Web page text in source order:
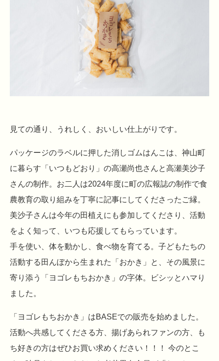
見ての通り、うれしく、おいしい仕上がりです。
パッケージのラベルに押した消しゴムはんこは、神山町
に暮らす「いつもどおり」の高瀬尚也さんと高瀬美沙子
さんの制作。お二人は2024年度に町の広報誌の制作で食
農教育の取り組みを丁寧に記事にしてくださったご縁。
美沙子さんは今年の田植えにも参加してくださり、活動
をよく知って、いつも応援してもらっています。
手を使い、体を動かし、食べ物を育てる。子どもたちの
活動する田んぼから生まれた「おかき」と、その風景に
寄り添う「ヨゴレもちおかき」の字体。ビシッとハマり
ました。
「ヨゴレもちおかき」はBASEでの販売を始めました。
活動へ共感してくださる方、揚げあられファンの方、も
ち好きの方はぜひお買い求めください！！！ 今のとこ